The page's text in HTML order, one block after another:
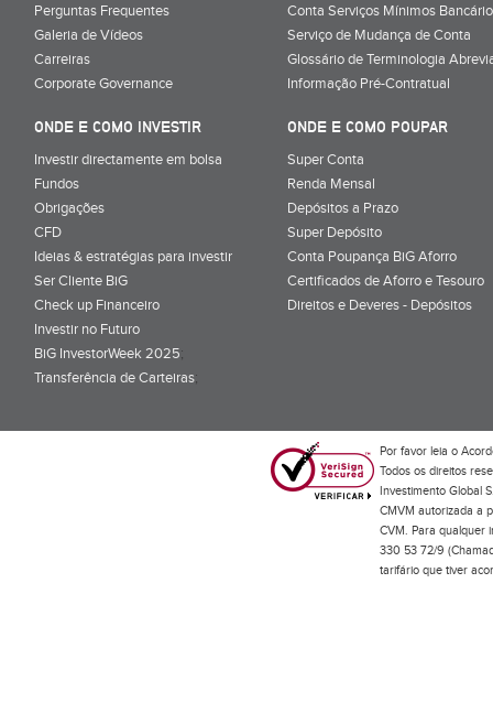
Perguntas Frequentes
Galeria de Vídeos
Carreiras
Corporate Governance
Conta Serviços Mínimos
Serviço de Mudança de Conta
Glossário de Terminologia
Informação Pré-Contratual
ONDE E COMO INVESTIR
Investir directamente em bolsa
Fundos
Obrigações
CFD
Ideias & estratégias para investir
Ser Cliente BiG
Check up Financeiro
Investir no Futuro
BiG InvestorWeek 2025;
Transferência de Carteiras;
ONDE E COMO POUPAR
Super Conta
Renda Mensal
Depósitos a Prazo
Super Depósito
Conta Poupança BiG Aforro
Certificados de Aforro e Tesouro
Direitos e Deveres - Depósitos
Por favor leia o
Todos os direitos
Investimento Global
CMVM autorizada a
CVM. Para qualquer
330 53 72/9
tarifário que tiver